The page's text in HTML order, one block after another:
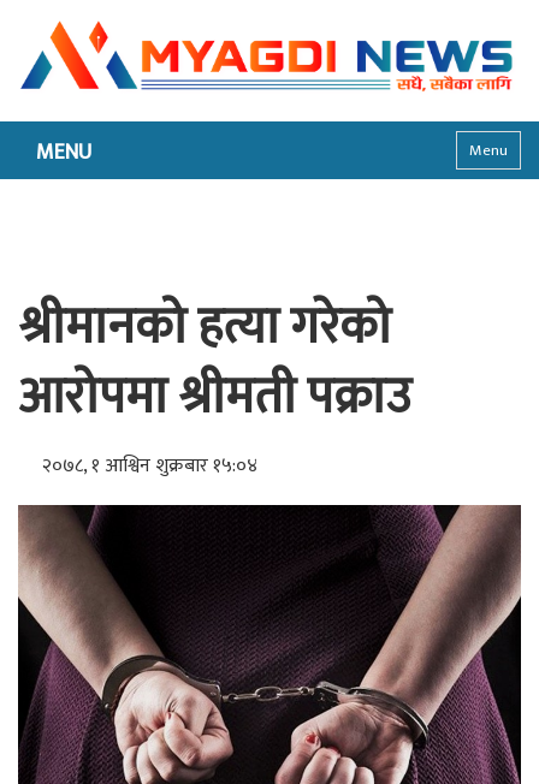
MENU Menu
श्रीमानको हत्या गरेको
आरोपमा श्रीमती पक्राउ
२०७८, १ आश्विन शुक्रबार १५:०४